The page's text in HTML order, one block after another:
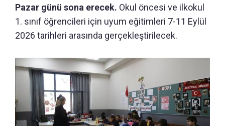
Pazar günü sona erecek. Okul öncesi ve ilkokul
1. sınıf öğrencileri için uyum eğitimleri 7-11 Eylül
2026 tarihleri arasında gerçekleştirilecek.